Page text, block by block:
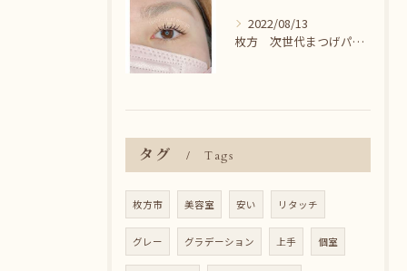
2022/08/13
枚方 次世代まつげパーマ♪
タグ Tags
枚方市 美容室 安い リタッチ
グレー グラデーション 上手 個室